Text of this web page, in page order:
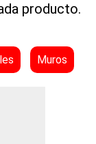
producto.
Muros